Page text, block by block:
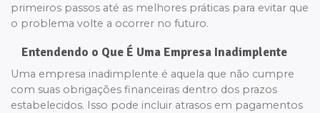
primeiros passos até as melhores práticas para evitar que
o problema volte a ocorrer no futuro.
Entendendo o Que É Uma Empresa Inadimplente
Uma empresa inadimplente é aquela que não cumpre
com suas obrigações financeiras dentro dos prazos
estabelecidos. Isso pode incluir atrasos em pagamentos